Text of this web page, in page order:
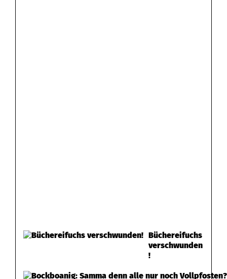
Büchereifuchs
verschwunden
!